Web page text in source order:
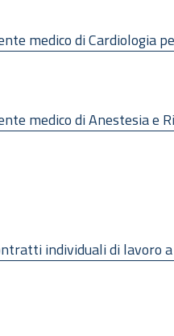
medico di Cardiologia
medico di Anestesia e
individuali di lavoro